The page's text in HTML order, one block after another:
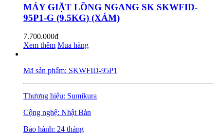
MÁY GIẶT LỒNG NGANG SK SKWFID-
95P1-G (9.5KG) (XÁM)
7.700.000đ
Xem thêm Mua hàng
Mã sản phẩm: SKWFID-95P1
Thương hiệu: Sumikura
Cộng nghệ: Nhật Bản
Bảo hành: 24 tháng